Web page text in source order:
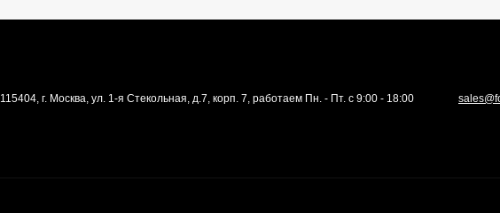
115404, г. Москва, ул. 1-я Стекольная, д.7, корп. 7, работаем Пн. - Пт. с 9:00 - 18:00